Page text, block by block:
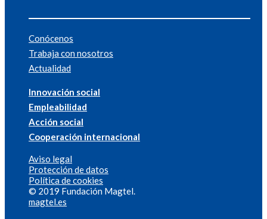
Conócenos
Trabaja con nosotros
Actualidad
Innovación social
Empleabilidad
Acción social
Cooperación internacional
Aviso legal
Protección de datos
Política de cookies
© 2019 Fundación Magtel.
magtel.es